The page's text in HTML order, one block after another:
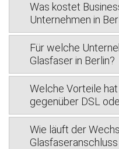
Was kostet
Unternehmen in
Für welche
Glasfaser in Berlin?
Welche Vorteile
gegenüber DSL
Wie läuft der
Glasfaseranschluss